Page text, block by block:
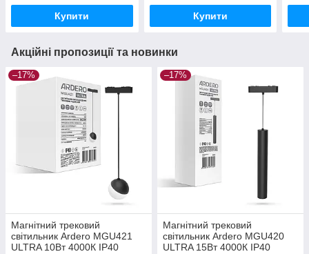
Купити Купити
Акційні пропозиції та новинки
–17%
Магнітний трековий
світильник Ardero MGU421
ULTRA 10Вт 4000К IP40
–17%
Магнітний трековий
світильник Ardero MGU420
ULTRA 15Вт 4000К IP40